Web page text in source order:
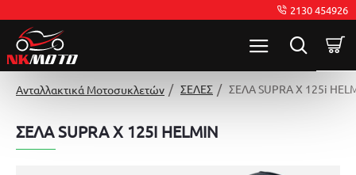
2130 454926
Ανταλλακτικά Μοτοσυκλετών ΣΕΛΕΣ ΣΕΛΑ SUPRA X 125i
ΣΕΛΑ SUPRA X 125I HELMIN